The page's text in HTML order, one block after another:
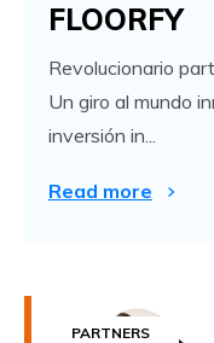
FLOORFY
Revolucionario
Un giro al mundo
inversión in...
Read more
PARTNERS